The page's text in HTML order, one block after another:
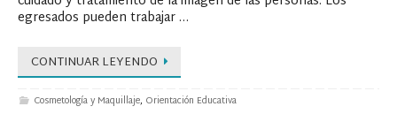
egresados pueden trabajar …
CONTINUAR LEYENDO
Cosmetología y Maquillaje, Orientación Educativa